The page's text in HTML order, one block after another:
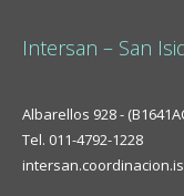
Intersan – San
Albarellos 928 -
Tel. 011-4792-1228